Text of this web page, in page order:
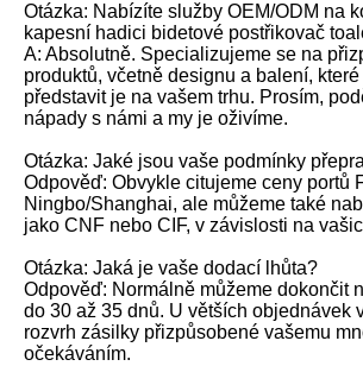
Otázka: Nabízíte služby OEM/ODM na
kapesní hadici bidetové postřikovač
A: Absolutně. Specializujeme se na
produktů, včetně designu a balení,
představit je na vašem trhu. Prosím,
nápady s námi a my je oživíme.
Otázka: Jaké jsou vaše podmínky
Odpověď: Obvykle citujeme ceny portů
Ningbo/Shanghai, ale můžeme také
jako CNF nebo CIF, v závislosti na
Otázka: Jaká je vaše dodací lhůta?
Odpověď: Normálně můžeme dokončit
do 30 až 35 dnů. U větších objednávek
rozvrh zásilky přizpůsobené vašemu
očekáváním.